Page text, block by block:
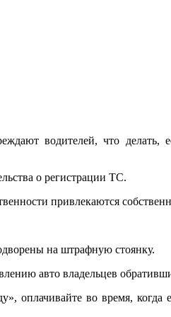
водителей, что делать,
о регистрации ТС.
привлекаются
на штрафную стоянку.
авто владельцев
во время, когда